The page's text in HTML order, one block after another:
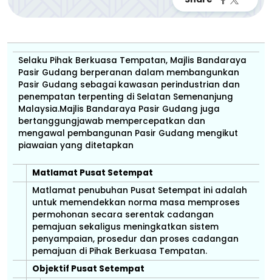
Selaku Pihak Berkuasa Tempatan, Majlis Bandaraya
Pasir Gudang berperanan dalam membangunkan
Pasir Gudang sebagai kawasan perindustrian dan
penempatan terpenting di Selatan Semenanjung
Malaysia.Majlis Bandaraya Pasir Gudang juga
bertanggungjawab mempercepatkan dan
mengawal pembangunan Pasir Gudang mengikut
piawaian yang ditetapkan
Matlamat Pusat Setempat
Matlamat penubuhan Pusat Setempat ini adalah
untuk memendekkan norma masa memproses
permohonan secara serentak cadangan
pemajuan sekaligus meningkatkan sistem
penyampaian, prosedur dan proses cadangan
pemajuan di Pihak Berkuasa Tempatan.
Objektif Pusat Setempat